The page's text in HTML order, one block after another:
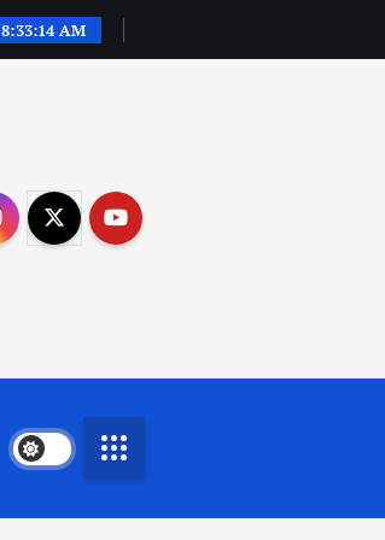
8:33:15 AM